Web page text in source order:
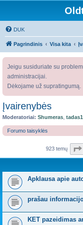
DUK
Pagrindinis Visa kita
Jeigu susiduriate su
administracijai.
Dėkojame už supratingumą.
Įvairenybės
Moderatoriai: Shumeras
Forumo taisyklės
923 temų
Apklausa apie
prašau
KET pazeidimas